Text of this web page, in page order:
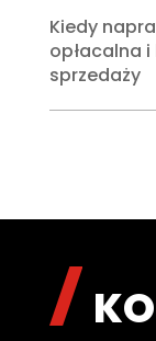
Kiedy
opłacalna
sprzedaży